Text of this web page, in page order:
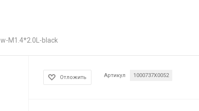
M1.4*2.0L-black
Отложить Артикул 1000737X0052